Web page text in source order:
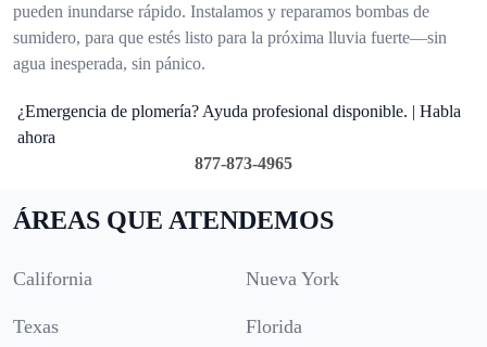
pueden inundarse rápido. Instalamos y reparamos bombas de
sumidero, para que estés listo para la próxima lluvia fuerte—sin
agua inesperada, sin pánico.
¿Emergencia de plomería? Ayuda profesional disponible. | Habla
ahora
877-873-4965
ÁREAS QUE ATENDEMOS
California Nueva York
Texas Florida